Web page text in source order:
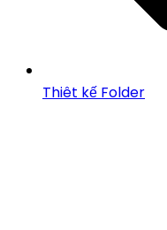
Thiêt kế Folder